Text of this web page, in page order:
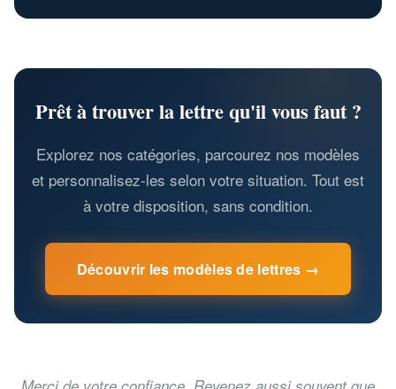
Prêt à trouver la lettre qu'il vous faut ?
Explorez nos catégories, parcourez nos modèles
et personnalisez-les selon votre situation. Tout est
à votre disposition, sans condition.
Découvrir les modèles de lettres →